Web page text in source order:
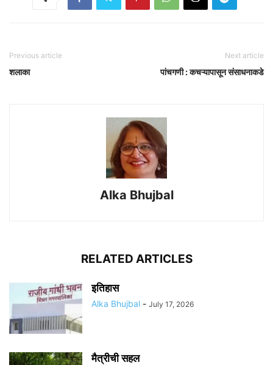
Previous article
शलाका
Next article
पांचगणी : कचऱ्यापासून संसाधनाकडे
Alka Bhujbal
RELATED ARTICLES
इतिहास
Alka Bhujbal - July 17, 2026
मैत्रीची सहल